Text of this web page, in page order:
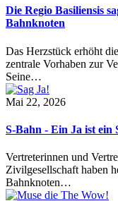
Die Regio Basiliensis
Bahnknoten
Das Herzstück erhöht
zentrale Vorhaben zur
Seine…
Mai 22, 2026
S-Bahn - Ein Ja ist
Vertreterinnen und
Zivilgesellschaft haben
Bahnknoten…